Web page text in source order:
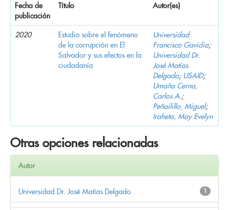
Fecha de
publicación
Título Autor(es)
2020
Estudio sobre el fenómeno
de la corrupción en El
Salvador y sus efectos en la
ciudadanía
Universidad
Francisco Gavidia;
Universidad Dr.
José Matías
Delgado; USAID;
Umaña Cerna,
Carlos A.;
Peñailillo, Miguel;
Iraheta, May Evelyn
Otras opciones relacionadas
Autor
1
Universidad Dr. José Matías Delgado